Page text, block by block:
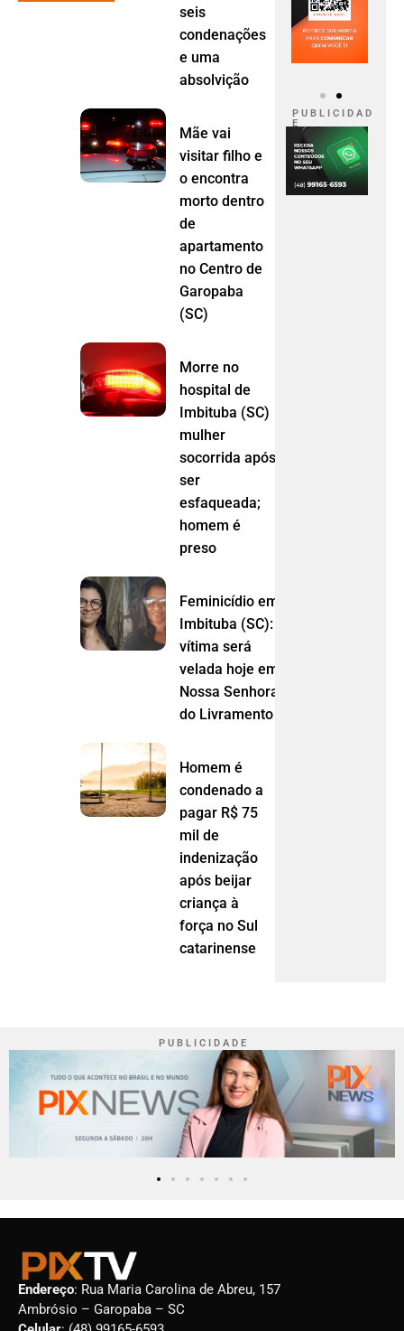
seis
condenações
e uma
absolvição
Mãe vai
visitar filho e
o encontra
morto dentro
de
apartamento
no Centro de
Garopaba
(SC)
Morre no
hospital de
Imbituba (SC)
mulher
socorrida após
ser
esfaqueada;
homem é
preso
Feminicídio em
Imbituba (SC):
vítima será
velada hoje em
Nossa Senhora
do Livramento (MT)
Homem é
condenado a
pagar R$ 75
mil de
indenização
após beijar
criança à
força no Sul
catarinense
P U B L I C I D A D
E
P U B L I C I D A D E
Endereço: Rua Maria Carolina de Abreu, 157
Ambrósio – Garopaba – SC